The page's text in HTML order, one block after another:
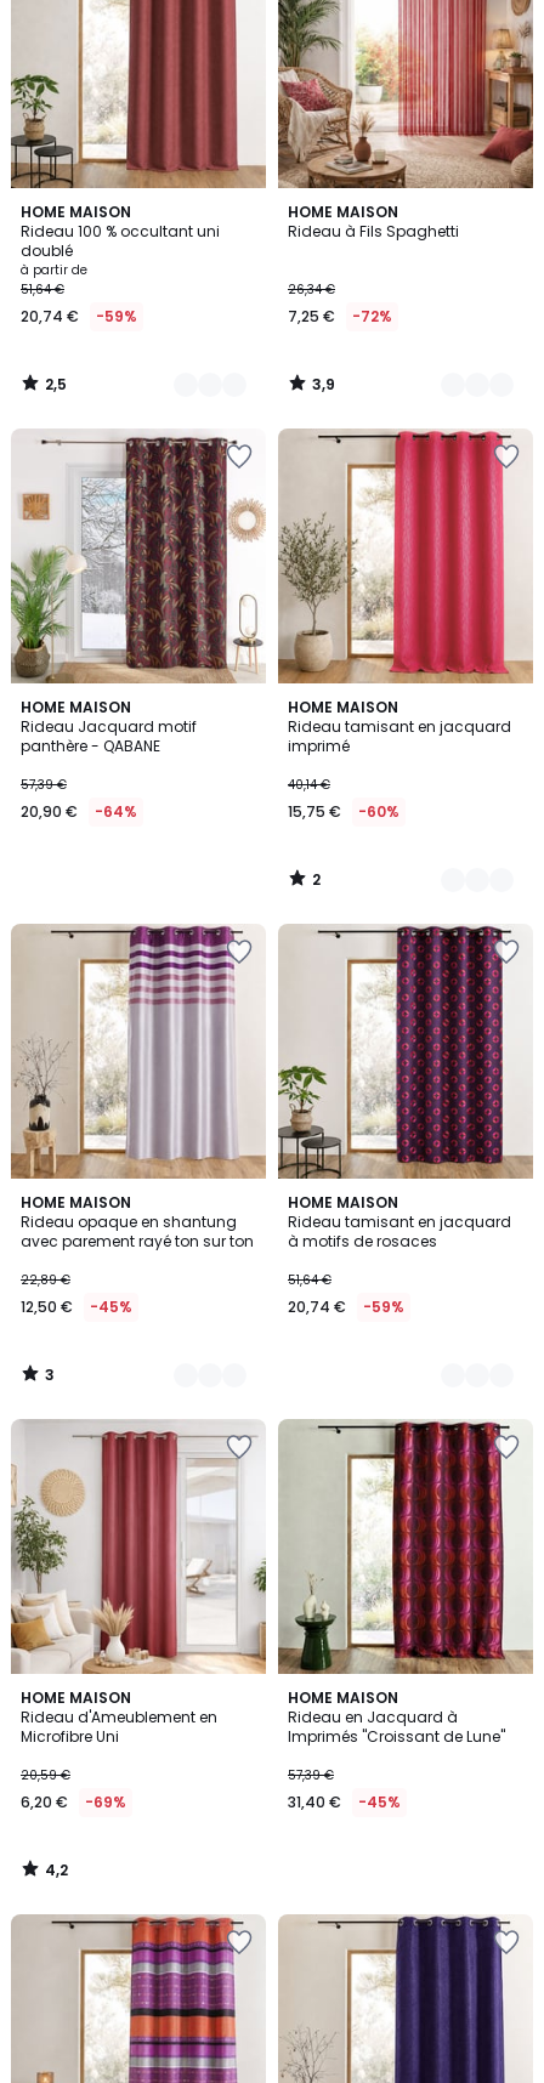
HOME MAISON
Rideau 100 % occultant uni
doublé
à partir de
51,64 €
20,74 € -59%
2,5
/ 5
2
Couleurs
2,5
/
HOME MAISON
Rideau à Fils Spaghetti
26,34 €
7,25 € -72%
3,9
/ 5
2
Couleurs
3,9
/
HOME MAISON
Rideau Jacquard motif
panthère - QABANE
57,39 €
20,90 € -64%
HOME MAISON
Rideau tamisant en jacquard
imprimé
40,14 €
15,75 € -60%
2
/
5
8
Couleurs
2
/
HOME MAISON
Rideau opaque en shantung
avec parement rayé ton sur ton
22,89 €
12,50 € -45%
3
/
5
2
Couleurs
3
/
HOME MAISON
Rideau tamisant en jacquard
à motifs de rosaces
51,64 €
20,74 € -59%
5
Couleurs
HOME MAISON
Rideau d'Ameublement en
Microfibre Uni
20,59 €
6,20 € -69%
4,2
/ 5
4,2
/
HOME MAISON
Rideau en Jacquard à
Imprimés "Croissant de Lune"
57,39 €
31,40 € -45%